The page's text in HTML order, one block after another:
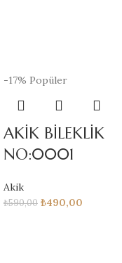
-17% Popüler
AKİK BİLEKLİK
NO:0001
Akik
₺590,00 ₺490,00